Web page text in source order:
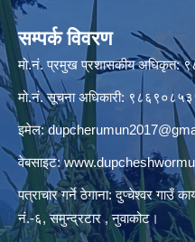
सम्पर्क विवरण
मो.नं. प्रमुख प्रशासकीय अधिकृत:
मो.नं. सूचना अधिकारी:
इमेल:
वेबसाइट:
पत्राचार गर्ने ठेगाना: दुप्चेश्वर गाउँ
नं.-६, समुन्द्रटार , नुवाकोट।